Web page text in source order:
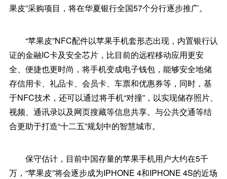
果皮”采购项目，将在华夏银行全国57个分行逐步推广。
“苹果皮”NFC配件以苹果手机套形态出现，内置银行认
证的金融IC卡及安全芯片，比目前的远程移动应用更安
全、便捷也更时尚，将手机变成电子钱包，能够安全地储
存信用卡、礼品卡、会员卡、车票和优惠券等，同时，基
于NFC技术，还可以通过将手机“对撞”，以实现储存照片、
视频、通讯录以及网页搜藏等信息共享。与公共交通等结
合更助于打造“十二五”规划中的智慧城市。
保守估计，目前中国存量的苹果手机用户大约在5千
万，“苹果皮”将会逐步成为IPHONE 4和IPHONE 4S的近场